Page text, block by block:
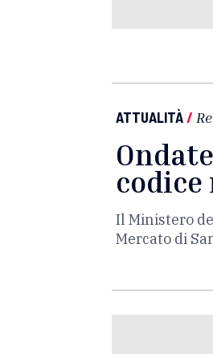
ATTUALITÀ/
codice
Il Ministero
Mercato di